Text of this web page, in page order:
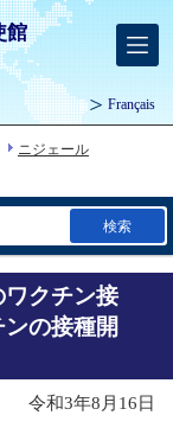
館
Français
ニジェール
検索
クチン接
の接種開
令和3年8月16日